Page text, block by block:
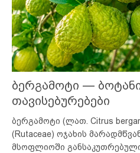
ბერგამოტი —
თავისებურებები
ბერგამოტი (ლათ. Citrus
(Rutaceae) ოჯახის
მსოფლიოში